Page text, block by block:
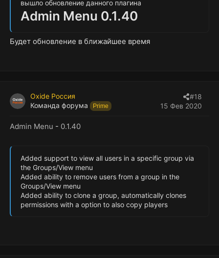
вышло обновление данного плагина
Admin Menu 0.1.40
Будет обновление в ближайшее время
Oxide Россия
Команда форума
Prime 15 Фев 2020
#18
Admin Menu - 0.1.40
Added support to view all users in a specific group via
the Groups/View menu
Added ability to remove users from a group in the
Groups/View menu
Added ability to clone a group, automatically clones
permissions with a option to also copy players